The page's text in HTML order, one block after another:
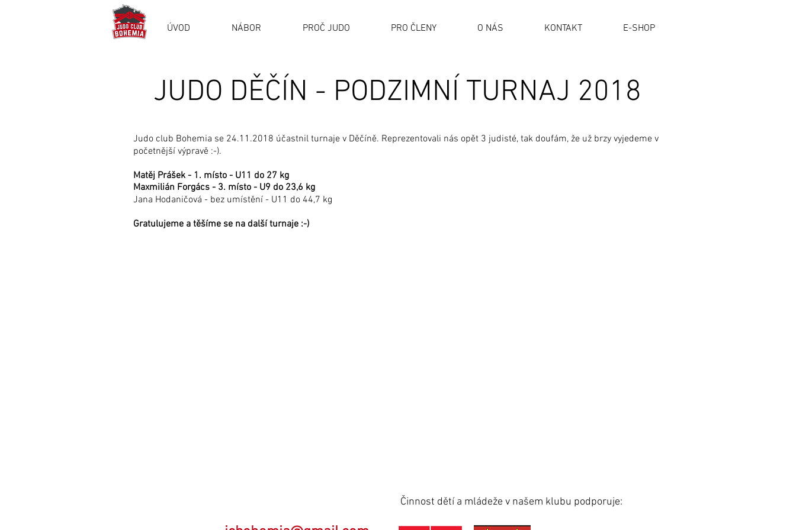
ÚVOD NÁBOR PROČ JUDO PRO ČLENY O NÁS KONTAKT E-SHOP
JUDO DĚČÍN - PODZIMNÍ TURNAJ 2018
Judo club Bohemia se 24.11.2018 účastnil turnaje v Děčíně. Reprezentovali nás opět 3 judisté, tak doufám, že už brzy vyjedeme v
početnější výpravě :-).
Matěj Prášek - 1. místo - U11 do 27 kg
Maxmilián Forgács - 3. místo - U9 do 23,6 kg
Jana Hodaničová - bez umístění - U11 do 44,7 kg
Gratulujeme a těšíme se na další turnaje :-)
Činnost dětí a mládeže v našem klubu podporuje: